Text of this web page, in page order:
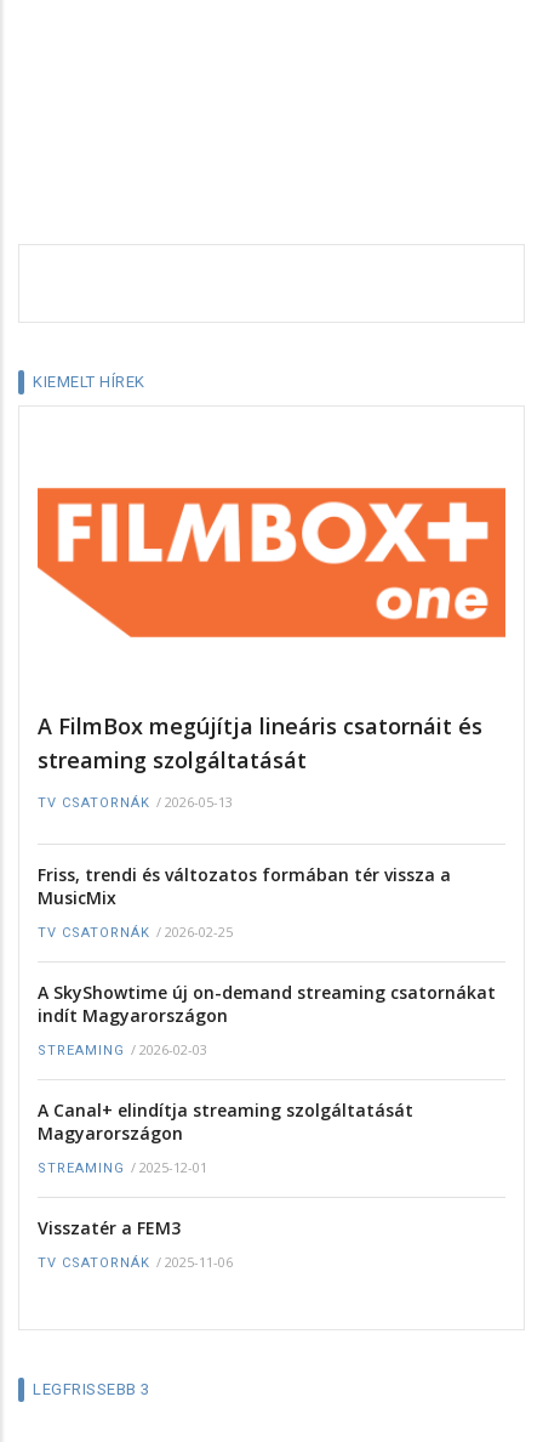
KIEMELT HÍREK
A FilmBox megújítja lineáris csatornáit és
streaming szolgáltatását
TV CSATORNÁK / 2026-05-13
Friss, trendi és változatos formában tér vissza a
MusicMix
TV CSATORNÁK / 2026-02-25
A SkyShowtime új on-demand streaming csatornákat
indít Magyarországon
STREAMING / 2026-02-03
A Canal+ elindítja streaming szolgáltatását
Magyarországon
STREAMING / 2025-12-01
Visszatér a FEM3
TV CSATORNÁK / 2025-11-06
LEGFRISSEBB 3